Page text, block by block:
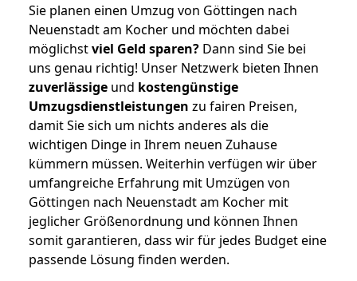
Sie planen einen Umzug von Göttingen nach
Neuenstadt am Kocher und möchten dabei
möglichstviel Geld sparen? Dann sind Sie bei
uns genau richtig! Unser Netzwerk bieten Ihnen
zuverlässige und kostengünstige
Umzugsdienstleistungen zu fairen Preisen,
damit Sie sich um nichts anderes als die
wichtigen Dinge in Ihrem neuen Zuhause
kümmern müssen. Weiterhin verfügen wir über
umfangreiche Erfahrung mit Umzügen von
Göttingen nach Neuenstadt am Kocher mit
jeglicher Größenordnung und können Ihnen
somit garantieren, dass wir für jedes Budget eine
passende Lösung finden werden.